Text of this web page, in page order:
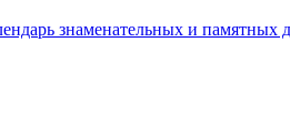
знаменательных и памятных